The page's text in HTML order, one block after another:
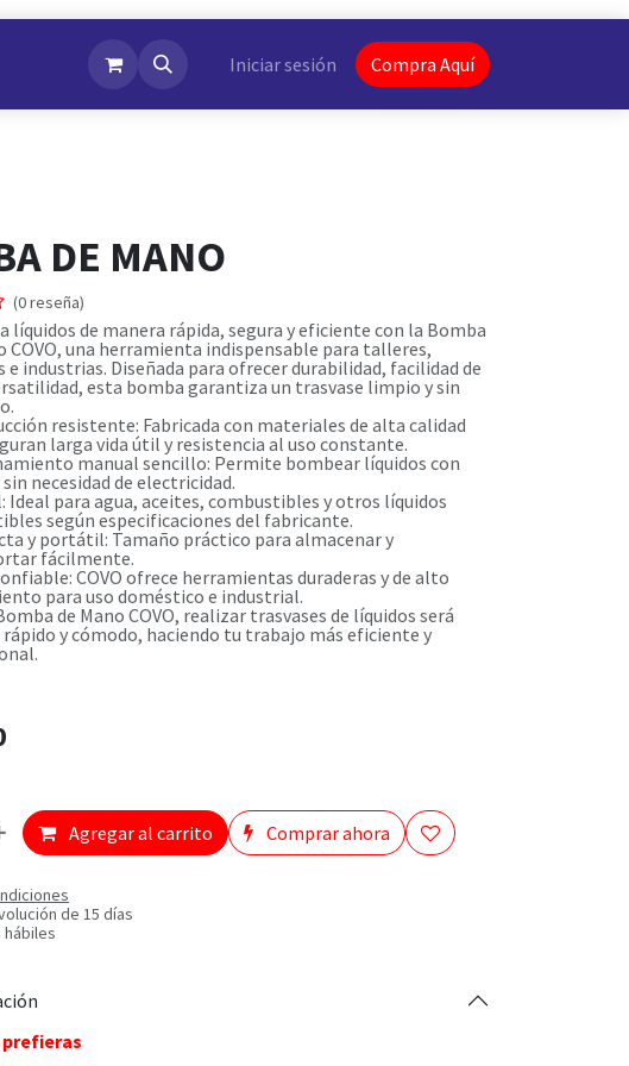
NotiFlash Iniciar sesión Compra Aquí
DE MANO
(0 reseña)
líquidos de manera rápida, segura y eficiente con la Bomba
COVO, una herramienta indispensable para talleres,
e industrias. Diseñada para ofrecer durabilidad, facilidad de
esta bomba garantiza un trasvase limpio y sin
resistente: Fabricada con materiales de alta calidad
larga vida útil y resistencia al uso constante.
manual sencillo: Permite bombear líquidos con
necesidad de electricidad.
Ideal para agua, aceites, combustibles y otros líquidos
según especificaciones del fabricante.
y portátil: Tamaño práctico para almacenar y
fácilmente.
COVO ofrece herramientas duraderas y de alto
para uso doméstico e industrial.
de Mano COVO, realizar trasvases de líquidos será
y cómodo, haciendo tu trabajo más eficiente y
Agregar al carrito Comprar ahora
de 15 días
hábiles
prefieras